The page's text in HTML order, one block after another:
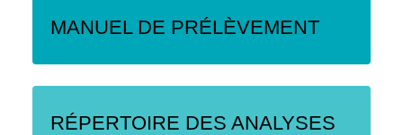
MANUEL DE PRÉLÈVEMENT
RÉPERTOIRE DES ANALYSES